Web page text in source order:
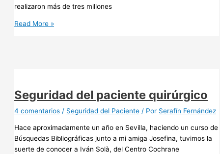
realizaron más de tres millones
Práctica
quirúrgico
Read More »
Seguridad del paciente quirúrgico
4 comentarios / Seguridad del Paciente / Por Serafín Fernández
Hace aproximadamente un año en Sevilla, haciendo un curso de
Búsquedas Bibliográficas junto a mi amiga Josefina, tuvimos la
suerte de conocer a Iván Solà, del Centro Cochrane